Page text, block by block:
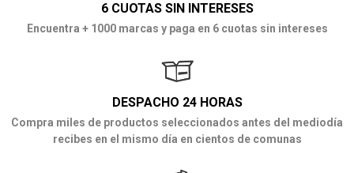
6 CUOTAS SIN INTERESES
Encuentra + 1000 marcas y paga en 6 cuotas sin intereses
DESPACHO 24 HORAS
Compra miles de productos seleccionados antes del mediodía
recibes en el mismo día en cientos de comunas